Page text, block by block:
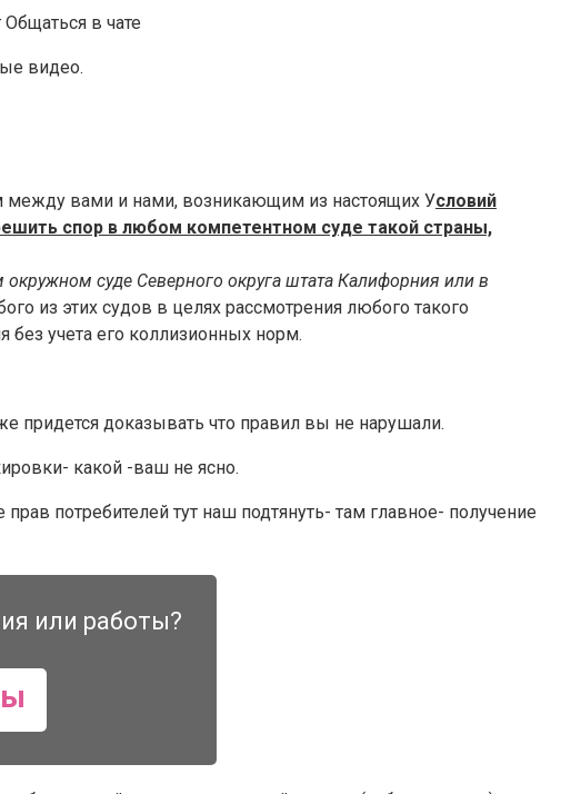
в чате
видео.
между вами и нами, возникающим из настоящих Условий
спор в любом компетентном суде такой страны,
суде Северного округа штата Калифорния или в
из этих судов в целях рассмотрения любого такого
без учета его коллизионных норм.
придется доказывать что правил вы не нарушали.
какой -ваш не ясно.
потребителей тут наш подтянуть- там главное- получение
или работы?